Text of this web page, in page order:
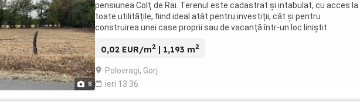
8
pensiunea Colţ de Rai. Terenul este cadastrat și intabulat, cu acces la
toate utilitățile, fiind ideal atât pentru investiții, cât și pentru
construirea unei case proprii sau de vacanță într-un loc liniștit.
0,02 EUR/m2 | 1,193 m2
Polovragi, Gorj
ieri 13:36